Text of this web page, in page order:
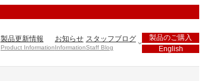
製品更新情報
Product Information
お知らせ
Information
スタッフブログ
Staff Blog
製品のご購入
English